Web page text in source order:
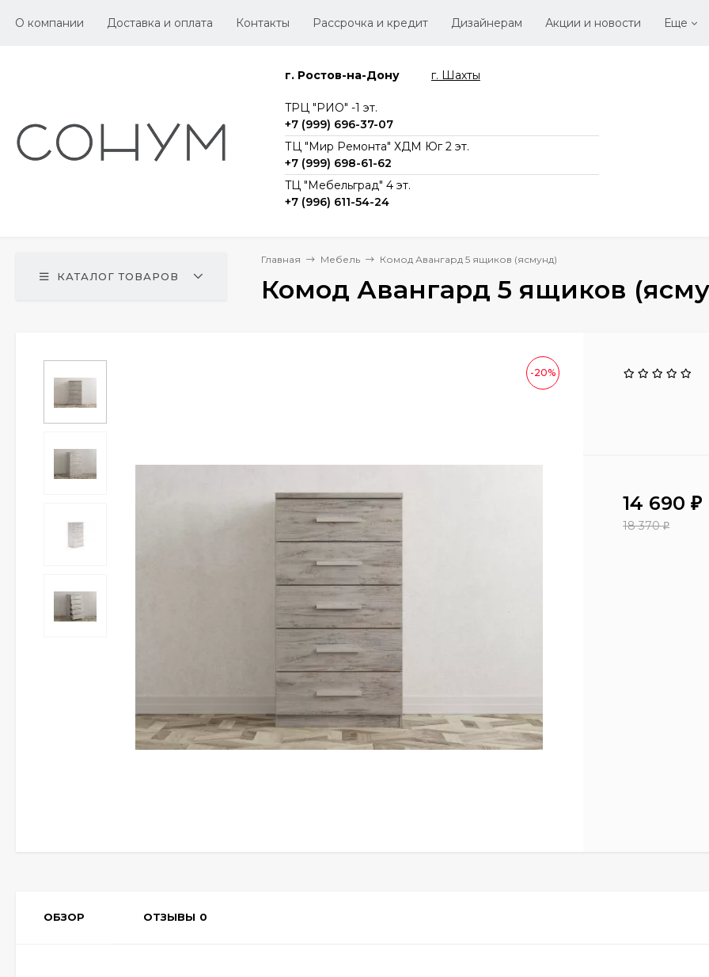
О компании Доставка и оплата Контакты Рассрочка и кредит Дизайнерам Акции и новости Еще
г. Ростов-на-Дону г. Шахты
TРЦ "РИО" -1 эт.
+7 (999) 696-37-07
ТЦ "Мир Ремонта" ХДМ Юг 2 эт.
+7 (999) 698-61-62
TЦ "Мебельград" 4 эт.
+7 (996) 611-54-24
КАТАЛОГ ТОВАРОВ
Главная Мебель Комод Авангард 5 ящиков (ясмунд)
Комод Авангард 5 ящиков
-20%
14 690₽
18 370₽
ОБЗОР ОТЗЫВЫ 0